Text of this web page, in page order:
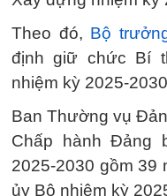
Theo đó, Bộ
định giữ chức Bí
nhiệm kỳ 2025-
Ban Thường vụ
Chấp hành Đảng
2025-2030 gồm
ủy Bộ nhiệm kỳ